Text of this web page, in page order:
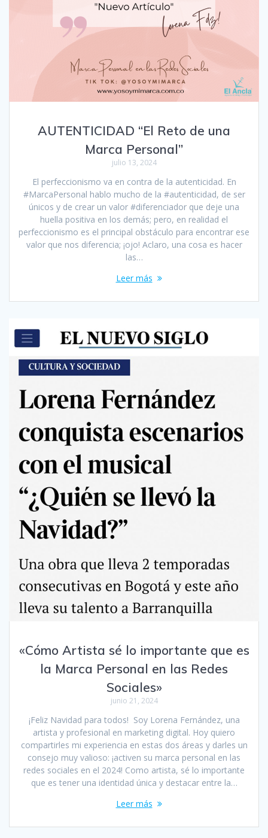
AUTENTICIDAD “El Reto de una
Marca Personal”
julio 13, 2024
El perfeccionismo va en contra de la autenticidad. En
#MarcaPersonal hablo mucho de la #autenticidad, de ser
únicos y de crear un valor #diferenciador que deje una
huella positiva en los demás; pero, en realidad el
perfeccionismo es el principal obstáculo para encontrar ese
valor que nos diferencia; ¡ojo! Aclaro, una cosa es hacer
las…
Leer más
«Cómo Artista sé lo importante que es
la Marca Personal en las Redes
Sociales»
junio 21, 2024
¡Feliz Navidad para todos! Soy Lorena Fernández, una
artista y profesional en marketing digital. Hoy quiero
compartirles mi experiencia en estas dos áreas y darles un
consejo muy valioso: ¡activen su marca personal en las
redes sociales en el 2024! Como artista, sé lo importante
que es tener una identidad única y destacar entre la…
Leer más